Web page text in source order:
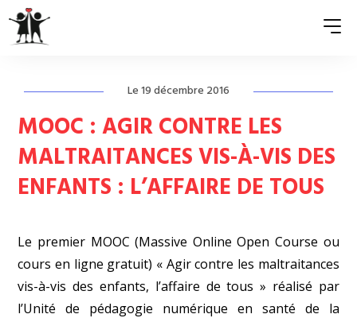
QUI SOMMES-NOUS ?
ASSOCIATIONS MEMBRES
NOS ACTIONS
ACTUALITÉS
PRESSE
Le 19 décembre 2016
MOOC : AGIR CONTRE LES
MALTRAITANCES VIS-À-VIS DES
ENFANTS : L’AFFAIRE DE TOUS
Le premier MOOC (Massive Online Open Course ou
cours en ligne gratuit) « Agir contre les maltraitances
vis-à-vis des enfants, l’affaire de tous » réalisé par
l’Unité de pédagogie numérique en santé de la